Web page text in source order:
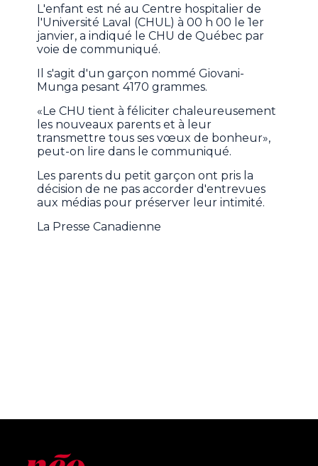
L'enfant est né au Centre hospitalier de
l'Université Laval (CHUL) à 00 h 00 le 1er
janvier, a indiqué le CHU de Québec par
voie de communiqué.
Il s'agit d'un garçon nommé Giovani-
Munga pesant 4170 grammes.
«Le CHU tient à féliciter chaleureusement
les nouveaux parents et à leur
transmettre tous ses vœux de bonheur»,
peut-on lire dans le communiqué.
Les parents du petit garçon ont pris la
décision de ne pas accorder d'entrevues
aux médias pour préserver leur intimité.
La Presse Canadienne